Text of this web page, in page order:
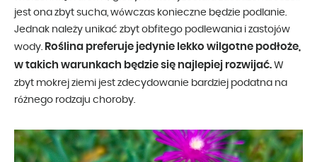
jest ona zbyt sucha, wówczas konieczne będzie podlanie.
Jednak należy unikać zbyt obfitego podlewania i zastojów
wody. Roślina preferuje jedynie lekko wilgotne podłoże,
w takich warunkach będzie się najlepiej rozwijać. W
zbyt mokrej ziemi jest zdecydowanie bardziej podatna na
różnego rodzaju choroby.